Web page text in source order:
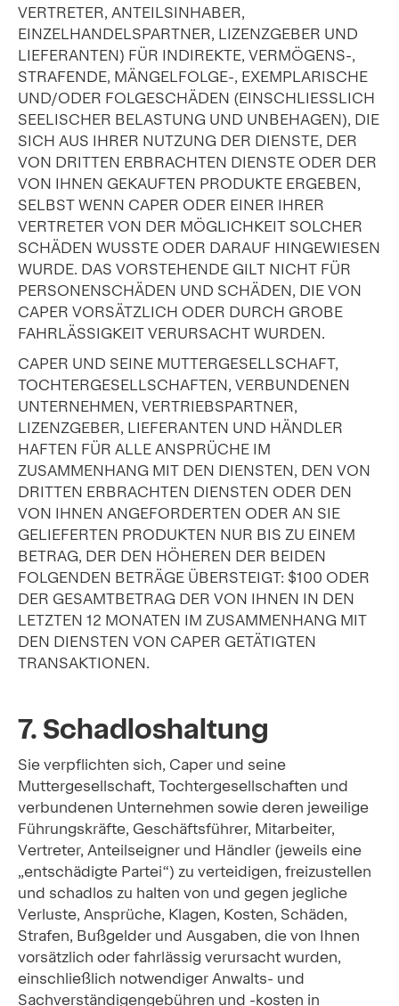
VERTRETER, ANTEILSINHABER,
EINZELHANDELSPARTNER, LIZENZGEBER UND
LIEFERANTEN) FÜR INDIREKTE, VERMÖGENS-,
STRAFENDE, MÄNGELFOLGE-, EXEMPLARISCHE
UND/ODER FOLGESCHÄDEN (EINSCHLIESSLICH
SEELISCHER BELASTUNG UND UNBEHAGEN), DIE
SICH AUS IHRER NUTZUNG DER DIENSTE, DER
VON DRITTEN ERBRACHTEN DIENSTE ODER DER
VON IHNEN GEKAUFTEN PRODUKTE ERGEBEN,
SELBST WENN CAPER ODER EINER IHRER
VERTRETER VON DER MÖGLICHKEIT SOLCHER
SCHÄDEN WUSSTE ODER DARAUF HINGEWIESEN
WURDE. DAS VORSTEHENDE GILT NICHT FÜR
PERSONENSCHÄDEN UND SCHÄDEN, DIE VON
CAPER VORSÄTZLICH ODER DURCH GROBE
FAHRLÄSSIGKEIT VERURSACHT WURDEN.
CAPER UND SEINE MUTTERGESELLSCHAFT,
TOCHTERGESELLSCHAFTEN, VERBUNDENEN
UNTERNEHMEN, VERTRIEBSPARTNER,
LIZENZGEBER, LIEFERANTEN UND HÄNDLER
HAFTEN FÜR ALLE ANSPRÜCHE IM
ZUSAMMENHANG MIT DEN DIENSTEN, DEN VON
DRITTEN ERBRACHTEN DIENSTEN ODER DEN
VON IHNEN ANGEFORDERTEN ODER AN SIE
GELIEFERTEN PRODUKTEN NUR BIS ZU EINEM
BETRAG, DER DEN HÖHEREN DER BEIDEN
FOLGENDEN BETRÄGE ÜBERSTEIGT: $100 ODER
DER GESAMTBETRAG DER VON IHNEN IN DEN
LETZTEN 12 MONATEN IM ZUSAMMENHANG MIT
DEN DIENSTEN VON CAPER GETÄTIGTEN
TRANSAKTIONEN.
7. Schadloshaltung
Sie verpflichten sich, Caper und seine
Muttergesellschaft, Tochtergesellschaften und
verbundenen Unternehmen sowie deren jeweilige
Führungskräfte, Geschäftsführer, Mitarbeiter,
Vertreter, Anteilseigner und Händler (jeweils eine
„entschädigte Partei“) zu verteidigen, freizustellen
und schadlos zu halten von und gegen jegliche
Verluste, Ansprüche, Klagen, Kosten, Schäden,
Strafen, Bußgelder und Ausgaben, die von Ihnen
vorsätzlich oder fahrlässig verursacht wurden,
einschließlich notwendiger Anwalts- und
Sachverständigengebühren und -kosten in